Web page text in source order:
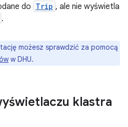
do Trip , ale nie wyświetla
.
możesz sprawdzić za pomocą
w DHU.
klastra